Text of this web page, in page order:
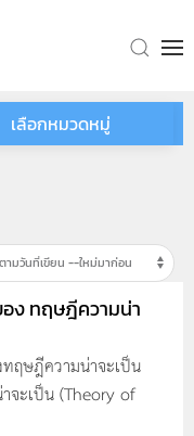
เลือกหมวดหมู่
ง ทฤษฎีความน่า
ฤษฎีความน่าจะเป็น
จะเป็น (Theory of